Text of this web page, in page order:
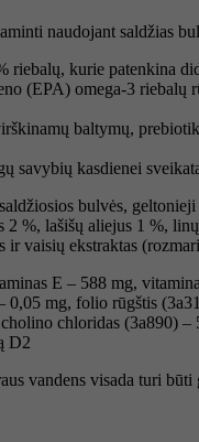
naudojant saldžias
riebalų, kurie patenkina
(EPA) omega-3
baltymų,
savybių kasdienei
bulvės,
lašišų aliejus 1 %,
vaisių ekstraktas
E – 588 mg,
mg, folio rūgštis
chloridas (3a890) –
D2
vandens visada turi